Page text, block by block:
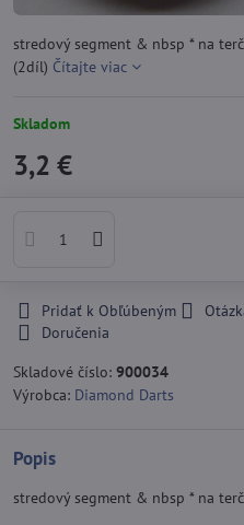
stredový segment & nbsp * na
(2díl) Čítajte viac
Skladom
3,2 €
Pridať k Obľúbeným
Doručenia
Skladové číslo: 900034
Výrobca: Diamond Darts
Popis
stredový segment & nbsp * na